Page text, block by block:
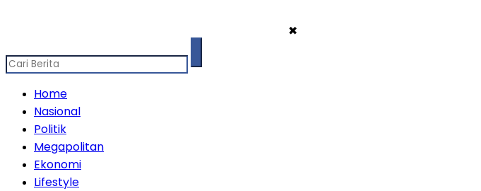
✖
Home
Nasional
Politik
Megapolitan
Ekonomi
Lifestyle